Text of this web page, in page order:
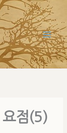
요점(5)